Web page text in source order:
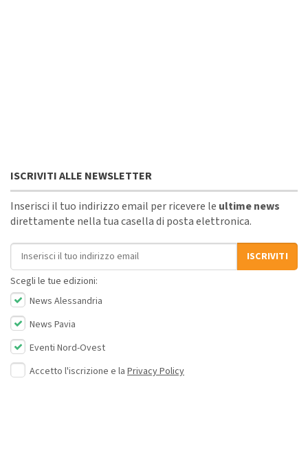
ISCRIVITI ALLE NEWSLETTER
Inserisci il tuo indirizzo email per ricevere le ultime news
direttamente nella tua casella di posta elettronica.
Indirizzo email
ISCRIVITI
Scegli le tue edizioni:
News Alessandria
News Pavia
Eventi Nord-Ovest
Accetto l'iscrizione e la Privacy Policy